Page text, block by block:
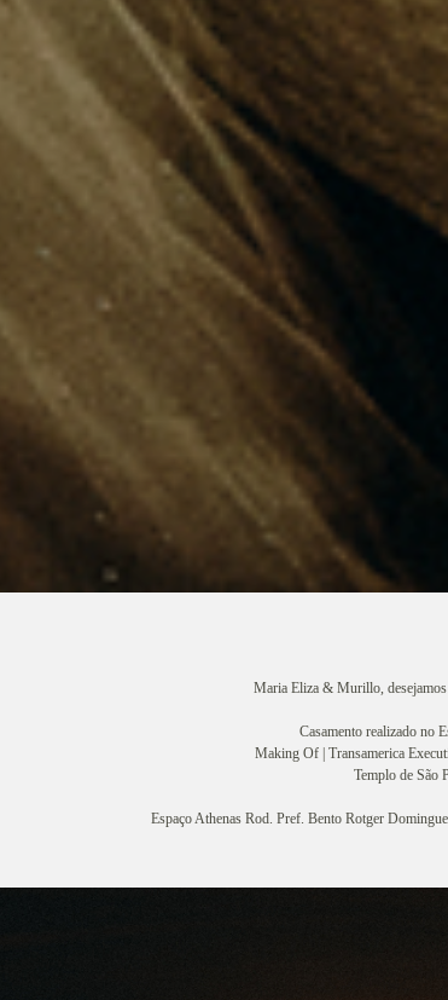
Maria Eliza & Murillo,
Casamento realizado no
Making Of | Transamerica
Templo de São
Espaço Athenas Rod. Pref. Bento Rotger